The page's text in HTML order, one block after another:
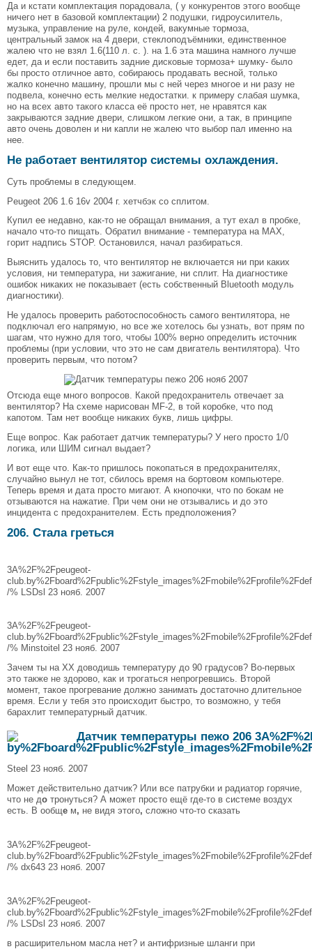
Да и кстати комплектация порадовала, ( у конкурентов этого вообще
ничего нет в базовой комплектации) 2 подушки, гидроусилитель,
музыка, управление на руле, кондей, вакумные тормоза,
центральный замок на 4 двери, стеклоподъёмники, единственное
жалею что не взял 1.6(110 л. с. ). на 1.6 эта машина намного лучше
едет, да и если поставить задние дисковые тормоза+ шумку- было
бы просто отличное авто, собираюсь продавать весной, только
жалко конечно машину, прошли мы с ней через многое и ни разу не
подвела, конечно есть мелкие недостатки. к примеру слабая шумка,
но на всех авто такого класса её просто нет, не нравятся как
закрываются задние двери, слишком легкие они, а так, в принципе
авто очень доволен и ни капли не жалею что выбор пал именно на
нее.
Не работает вентилятор системы охлаждения.
Суть проблемы в следующем.
Peugeot 206 1.6 16v 2004 г. хетчбэк со сплитом.
Купил ее недавно, как-то не обращал внимания, а тут ехал в пробке,
начало что-то пищать. Обратил внимание - температура на МАХ,
горит надпись STOP. Остановился, начал разбираться.
Выяснить удалось то, что вентилятор не включается ни при каких
условия, ни температура, ни зажигание, ни сплит. На диагностике
ошибок никаких не показывает (есть собственный Bluetooth модуль
диагностики).
Не удалось проверить работоспособность самого вентилятора, не
подключал его напрямую, но все же хотелось бы узнать, вот прям по
шагам, что нужно для того, чтобы 100% верно определить источник
проблемы (при условии, что это не сам двигатель вентилятора). Что
проверить первым, что потом?
Отсюда еще много вопросов. Какой предохранитель отвечает за
вентилятор? На схеме нарисован MF-2, в той коробке, что под
капотом. Там нет вообще никаких букв, лишь цифры.
Еще вопрос. Как работает датчик температуры? У него просто 1/0
логика, или ШИМ сигнал выдает?
И вот еще что. Как-то пришлось покопаться в предохранителях,
случайно вынул не тот, сбилось время на бортовом компьютере.
Теперь время и дата просто мигают. А кнопочки, что по бокам не
отзываются на нажатие. При чем они не отзывались и до это
инцидента с предохранителем. Есть предположения?
206. Стала греться
3A%2F%2Fpeugeot-
/% LSDsl 23 нояб. 2007
3A%2F%2Fpeugeot-
/% Minstoitel 23 нояб. 2007
Зачем ты на ХХ доводишь температуру до 90 градусов? Во-первых
это также не здорово, как и трогаться непрогревшись. Второй
момент, такое прогревание должно занимать достаточно длительное
время. Если у тебя это происходит быстро, то возможно, у тебя
барахлит температурный датчик.
Steel 23 нояб. 2007
Может действительно датчик? Или все патрубки и радиатор горячие,
что не до тронуться? А может просто ещё где-то в системе воздух
есть. В ообще м, не видя этого, сложно что-то сказать
3A%2F%2Fpeugeot-
/% dx643 23 нояб. 2007
3A%2F%2Fpeugeot-
/% LSDsl 23 нояб. 2007
в расширительном масла нет? и антифризные шланги при